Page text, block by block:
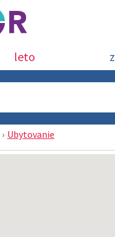
leto
Ubytovanie